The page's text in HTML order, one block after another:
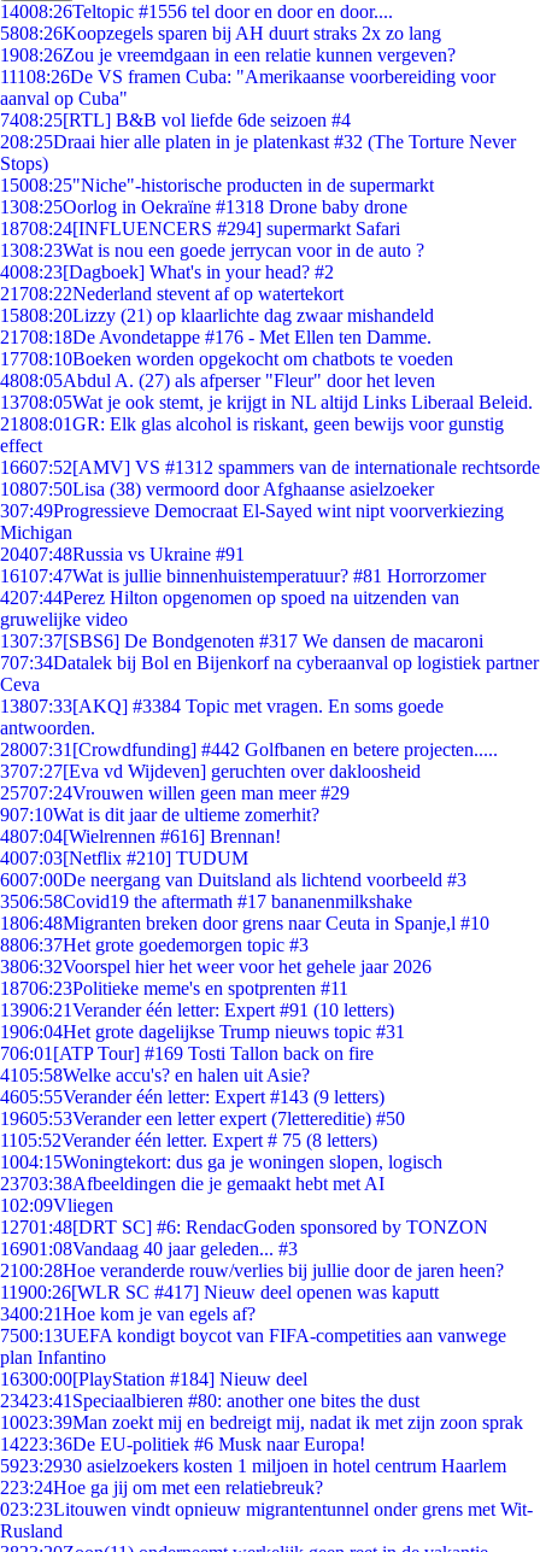
14008:26Teltopic #1556 tel door en door en door....
5808:26Koopzegels sparen bij AH duurt straks 2x zo lang
1908:26Zou je vreemdgaan in een relatie kunnen vergeven?
11108:26De VS framen Cuba: "Amerikaanse voorbereiding voor
aanval op Cuba"
7408:25[RTL] B&B vol liefde 6de seizoen #4
208:25Draai hier alle platen in je platenkast #32 (The Torture Never
Stops)
15008:25"Niche"-historische producten in de supermarkt
1308:25Oorlog in Oekraïne #1318 Drone baby drone
18708:24[INFLUENCERS #294] supermarkt Safari
1308:23Wat is nou een goede jerrycan voor in de auto ?
4008:23[Dagboek] What's in your head? #2
21708:22Nederland stevent af op watertekort
15808:20Lizzy (21) op klaarlichte dag zwaar mishandeld
21708:18De Avondetappe #176 - Met Ellen ten Damme.
17708:10Boeken worden opgekocht om chatbots te voeden
4808:05Abdul A. (27) als afperser "Fleur" door het leven
13708:05Wat je ook stemt, je krijgt in NL altijd Links Liberaal Beleid.
21808:01GR: Elk glas alcohol is riskant, geen bewijs voor gunstig
effect
16607:52[AMV] VS #1312 spammers van de internationale rechtsorde
10807:50Lisa (38) vermoord door Afghaanse asielzoeker
307:49Progressieve Democraat El-Sayed wint nipt voorverkiezing
Michigan
20407:48Russia vs Ukraine #91
16107:47Wat is jullie binnenhuistemperatuur? #81 Horrorzomer
4207:44Perez Hilton opgenomen op spoed na uitzenden van
gruwelijke video
1307:37[SBS6] De Bondgenoten #317 We dansen de macaroni
707:34Datalek bij Bol en Bijenkorf na cyberaanval op logistiek partner
Ceva
13807:33[AKQ] #3384 Topic met vragen. En soms goede
antwoorden.
28007:31 [Crowdfunding] #442 Golfbanen en betere projecten.....
3707:27[Eva vd Wijdeven] geruchten over dakloosheid
25707:24Vrouwen willen geen man meer #29
907:10Wat is dit jaar de ultieme zomerhit?
4807:04[Wielrennen #616] Brennan!
4007:03[Netflix #210] TUDUM
6007:00De neergang van Duitsland als lichtend voorbeeld #3
3506:58Covid19 the aftermath #17 bananenmilkshake
1806:48Migranten breken door grens naar Ceuta in Spanje,l #10
8806:37Het grote goedemorgen topic #3
3806:32Voorspel hier het weer voor het gehele jaar 2026
18706:23Politieke meme's en spotprenten #11
13906:21Verander één letter: Expert #91 (10 letters)
1906:04Het grote dagelijkse Trump nieuws topic #31
706:01 [ATP Tour] #169 Tosti Tallon back on fire
4105:58Welke accu's? en halen uit Asie?
4605:55Verander één letter: Expert #143 (9 letters)
19605:53Verander een letter expert (7lettereditie) #50
1105:52Verander één letter. Expert # 75 (8 letters)
1004:15Woningtekort: dus ga je woningen slopen, logisch
23703:38Afbeeldingen die je gemaakt hebt met AI
102:09Vliegen
12701:48[DRT SC] #6: RendacGoden sponsored by TONZON
16901:08Vandaag 40 jaar geleden... #3
2100:28Hoe veranderde rouw/verlies bij jullie door de jaren heen?
11900:26[WLR SC #417] Nieuw deel openen was kaputt
3400:21Hoe kom je van egels af?
7500:13UEFA kondigt boycot van FIFA-competities aan vanwege
plan Infantino
16300:00[PlayStation #184] Nieuw deel
23423:41 Speciaalbieren #80: another one bites the dust
10023:39Man zoekt mij en bedreigt mij, nadat ik met zijn zoon sprak
14223:36De EU-politiek #6 Musk naar Europa!
5923:2930 asielzoekers kosten 1 miljoen in hotel centrum Haarlem
223:24Hoe ga jij om met een relatiebreuk?
023:23Litouwen vindt opnieuw migrantentunnel onder grens met Wit-
Rusland